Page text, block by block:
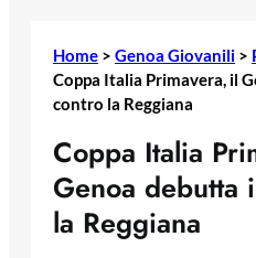
Home > Genoa Giovanili >
Coppa Italia Primavera, il
contro la Reggiana
Coppa Italia
Genoa debutta
la Reggiana